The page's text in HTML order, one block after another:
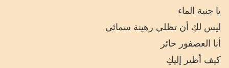
يا جنية الماء
ليس لكِ أن تظلي رهينة سمائي
أنا العصفور حائر
كيف أطير إليكِ